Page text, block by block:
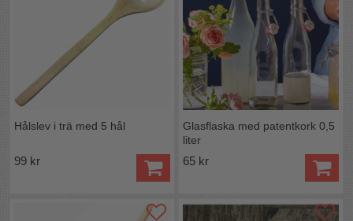
Hålslev i trä med 5 hål
99 kr
Glasflaska med patentkork 0,5
liter
65 kr